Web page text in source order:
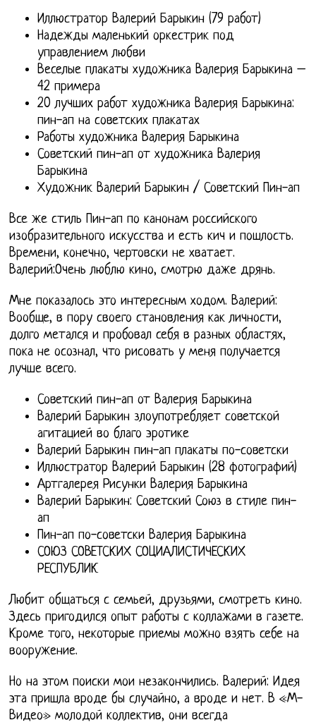
Иллюстратор Валерий Барыкин (79 работ)
Надежды маленький оркестрик под
управлением любви
Веселые плакаты художника Валерия Барыкина –
42 примера
20 лучших работ художника Валерия Барыкина:
пин-ап на советских плакатах
Работы художника Валерия Барыкина
Советский пин-ап от художника Валерия
Барыкина
Художник Валерий Барыкин / Советский Пин-ап
Все же стиль Пин-ап по канонам российского
изобразительного искусства и есть кич и пошлость.
Времени, конечно, чертовски не хватает.
Валерий:Очень люблю кино, смотрю даже дрянь.
Мне показалось это интересным ходом. Валерий:
Вообще, в пору своего становления как личности,
долго метался и пробовал себя в разных областях,
пока не осознал, что рисовать у меня получается
лучше всего.
Советский пин-ап от Валерия Барыкина
Валерий Барыкин злоупотребляет советской
агитацией во благо эротике
Валерий Барыкин пин-ап плакаты по-советски
Иллюстратор Валерий Барыкин (28 фотографий)
Артгалерея Рисунки Валерия Барыкина
Валерий Барыкин: Советский Союз в стиле пин-
ап
Пин-ап по-советски Валерия Барыкина
СОЮЗ СОВЕТСКИХ СОЦИАЛИСТИЧЕСКИХ
РЕСПУБЛИК
Любит общаться с семьей, друзьями, смотреть кино.
Здесь пригодился опыт работы с коллажами в газете.
Кроме того, некоторые приемы можно взять себе на
вооружение.
Но на этом поиски мои незакончились. Валерий: Идея
эта пришла вроде бы случайно, а вроде и нет. В «М-
Видео» молодой коллектив, они всегда